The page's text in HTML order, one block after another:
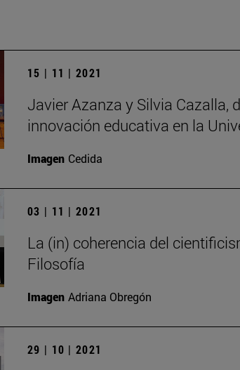
15 | 11 | 2021
Javier Azanza y Silvia Cazalla,
innovación educativa en la
Imagen Cedida
03 | 11 | 2021
La (in) coherencia del
Filosofía
Imagen Adriana Obregón
29 | 10 | 2021